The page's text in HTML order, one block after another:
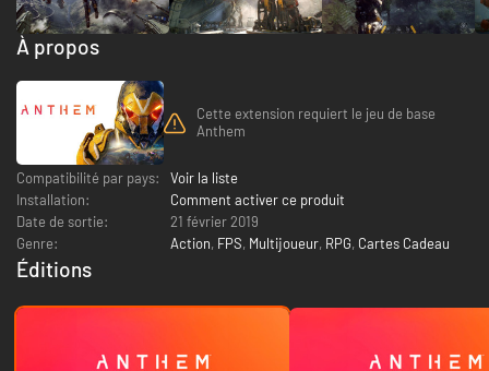
À propos
Cette extension requiert le jeu de base
Anthem
Compatibilité par pays:
Voir la liste
Installation:
Comment activer ce produit
Date de sortie:
21 février 2019
Genre:
Action, FPS, Multijoueur, RPG, Cartes Cadeau
Éditions